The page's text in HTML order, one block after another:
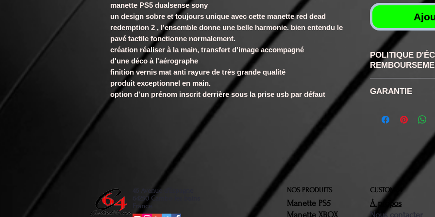
manette PS5 dualsense sony
un design sobre et toujours unique avec cette manette red dead
redemption 2 , l'ensemble donne une belle harmonie. bien entendu le
pavé tactile fonctionne normalement.
création réaliser à la main, transfert d'image accompagné
d'une déco à l'aérographe
finition vernis mat anti rayure de très grande qualité
produit exceptionnel en main.
option d'un prénom inscrit derrière sous la prise usb par défaut
POLITIQUE
disposez
de rétractation
la réception
retour ne sera
n'aurons pas
Vous devrez
produit(s)
brefs délais.
devront être
d'origine. Une
GARANTIE
46 Avenue d'Espagne
64250 Cambo les bains
France
NOS PRODUITS
Manette PS5
Manette XBOX
CUSTOM64
À propos
Nous contacter